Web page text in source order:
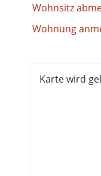
Wohnsitz
Wohnung
Karte wird